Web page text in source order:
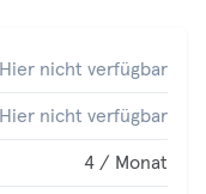
Hier nicht verfügbar
Hier nicht verfügbar
4 / Monat